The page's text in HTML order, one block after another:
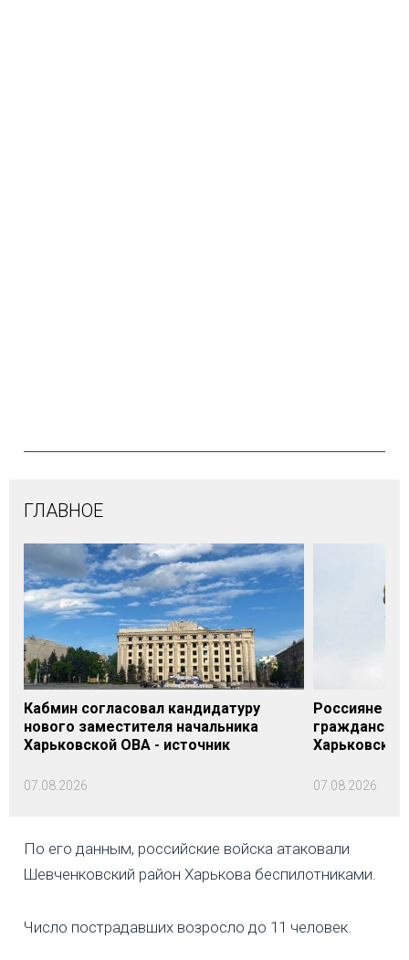
ГЛАВНОЕ
Кабмин согласовал кандидатуру
нового заместителя начальника
Харьковской ОВА - источник
07.08.2026
Россияне
07.08.2026
По его данным, российские войска атаковали
Шевченковский район Харькова беспилотниками.
Число пострадавших возросло до 11 человек.